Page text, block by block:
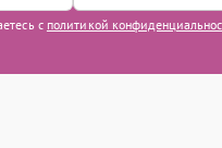
с политикой